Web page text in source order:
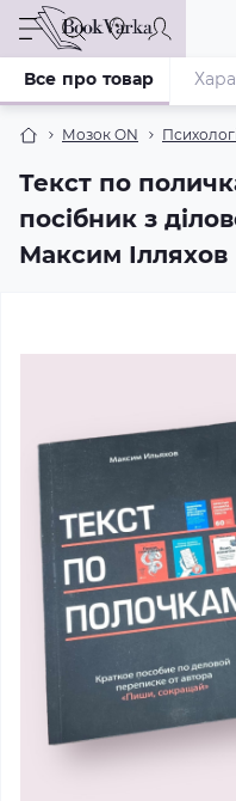
Мозок ON
Текст по
посібник з
Максим Ілляхов
Все про товар